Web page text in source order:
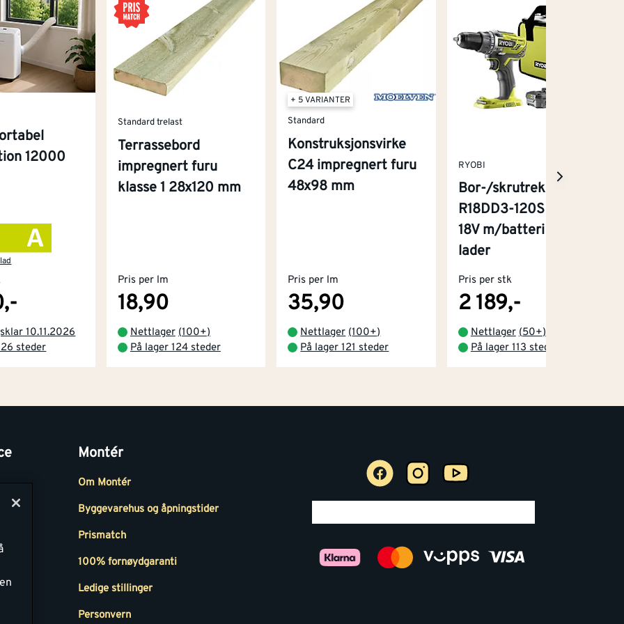
12000
10.11.2026
steder
Standard trelast
Terrassebord
impregnert furu
klasse 1 28x120 mm
Pris per lm
18,90
Nettlager (100+)
På lager 124 steder
+ 5 VARIANTER
Standard
Konstruksjonsvirke
C24 impregnert furu
48x98 mm
Pris per lm
35,90
Nettlager (100+)
På lager 121 steder
RYOBI
Bor-/skrutrekker
R18DD3-120S One+
18V m/batteri og
lader
Pris per stk
2 189,-
Nettlager (50+)
På lager 113 steder
Montér
Om Montér
Byggevarehus og åpningstider
Prismatch
100% fornøydgaranti
Ledige stillinger
Personvern